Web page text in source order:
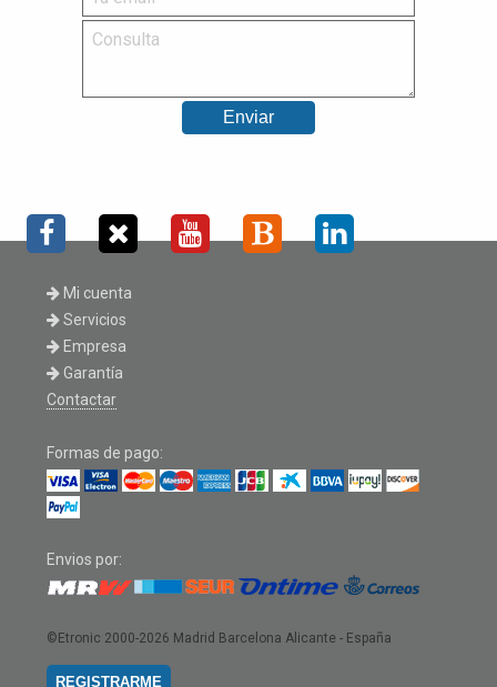
Mi cuenta
Servicios
Empresa
Garantía
Contactar
Formas de pago:
Envios por:
©Etronic 2000-2026 Madrid Barcelona Alicante - España
REGISTRARME